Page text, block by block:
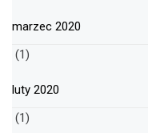
marzec 2020
(1)
luty 2020
(1)